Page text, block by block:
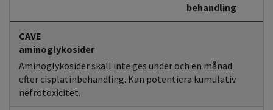
behandling
CAVE
aminoglykosider
Aminoglykosider skall inte ges under och en månad
efter cisplatinbehandling. Kan potentiera kumulativ
nefrotoxicitet.